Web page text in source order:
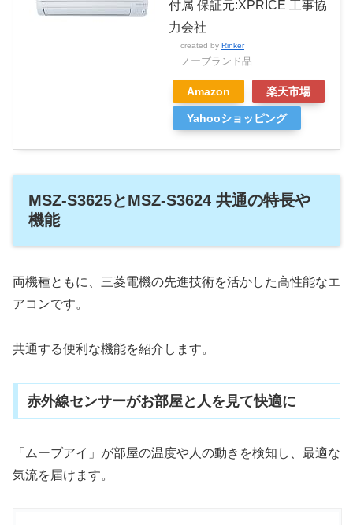
付属 保証元:XPRICE 工事協
力会社
created by Rinker
ノーブランド品
Amazon 楽天市場
Yahooショッピング
MSZ-S3625とMSZ-S3624 共通の特長や
機能
両機種ともに、三菱電機の先進技術を活かした高性能なエ
アコンです。
共通する便利な機能を紹介します。
赤外線センサーがお部屋と人を見て快適に
「ムーブアイ」が部屋の温度や人の動きを検知し、最適な
気流を届けます。